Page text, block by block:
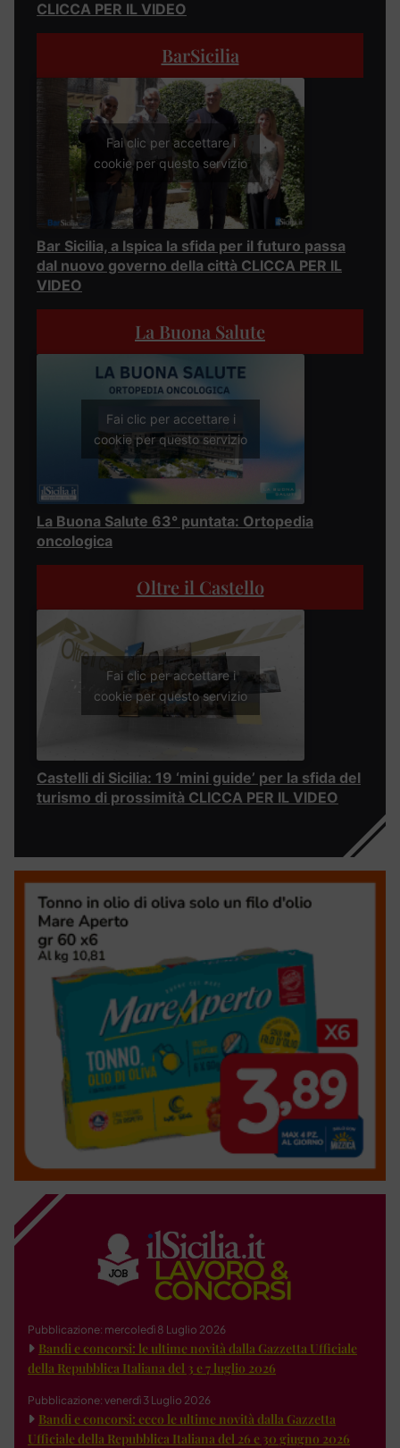
CLICCA PER IL VIDEO
BarSicilia
Fai clic per accettare i
cookie per questo servizio
Bar Sicilia, a Ispica la sfida per il futuro passa
dal nuovo governo della città CLICCA PER IL
VIDEO
La Buona Salute
Fai clic per accettare i
cookie per questo servizio
La Buona Salute 63° puntata: Ortopedia
oncologica
Oltre il Castello
Fai clic per accettare i
cookie per questo servizio
Castelli di Sicilia: 19 ‘mini guide’ per la sfida del
turismo di prossimità CLICCA PER IL VIDEO
Pubblicazione: mercoledì 8 Luglio 2026
Bandi e concorsi: le ultime novità dalla Gazzetta Ufficiale
della Repubblica Italiana del 3 e 7 luglio 2026
Pubblicazione: venerdì 3 Luglio 2026
Bandi e concorsi: ecco le ultime novità dalla Gazzetta
Ufficiale della Repubblica Italiana del 26 e 30 giugno 2026